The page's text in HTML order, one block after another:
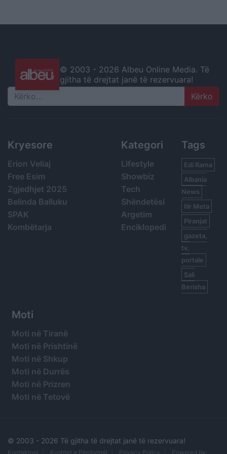
© 2003 - 2026 Albeu Online Media. Të
gjitha të drejtat janë të rezervuara!
Search
Kryesore
Erion Veliaj
Free Esim
Zgjedhjet 2025
Belinda Balluku
SPAK
Kombëtarja
Kategori
Lifestyle
Showbiz
Tech
Shëndetësi
Argetim
Enciklopedi
Tags
Edi Rama
Albania
News
Ilir Meta
Piranjat
gazeta,
tv,
portale
Sali
Berisha
Moti
Moti në Tiranë
Moti në Prishtinë
Moti në Shkup
Moti në Durrës
Moti në Prizren
Moti në Tetovë
© 2003 - 2026 Të gjitha të drejtat janë të rezervuara!
Kontaktoni Kushtet e Përdorimit Privacy Policy Powered by: